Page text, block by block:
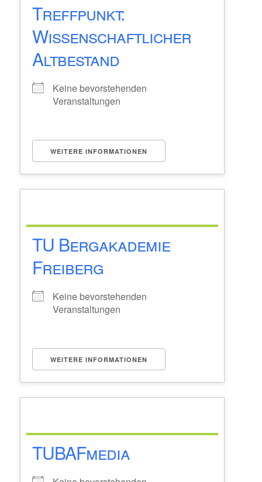
Treffpunkt:
Wissenschaftlicher
Altbestand
Keine bevorstehenden
Veranstaltungen
WEITERE INFORMATIONEN
TU Bergakademie
Freiberg
Keine bevorstehenden
Veranstaltungen
WEITERE INFORMATIONEN
TUBAFmedia